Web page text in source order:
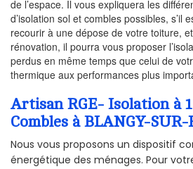
de l’espace. Il vous expliquera les
d’isolation sol et combles possibles, s’il
recourir à une dépose de votre toiture,
rénovation, il pourra vous proposer
perdus en même temps que celui de
thermique aux performances plus
Artisan RGE- Isolation à
Combles à BLANGY-SUR-
Nous vous proposons un dispositif
énergétique des ménages. Pour